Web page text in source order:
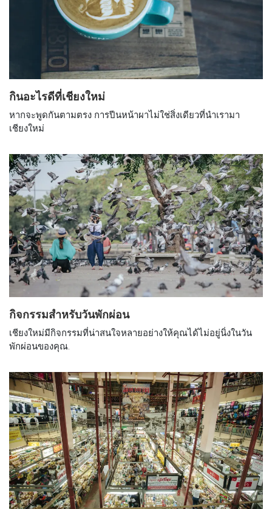
กินอะไรดีที่เชียงใหม่
หากจะพูดกันตามตรง การปีนหน้าผาไม่ใช่สิ่งเดียวที่นำเรามา
เชียงใหม่
กิจกรรมสำหรับวันพักผ่อน
เชียงใหม่มีกิจกรรมที่น่าสนใจหลายอย่างให้คุณได้ไม่อยู่นิ่งในวัน
พักผ่อนของคุณ.